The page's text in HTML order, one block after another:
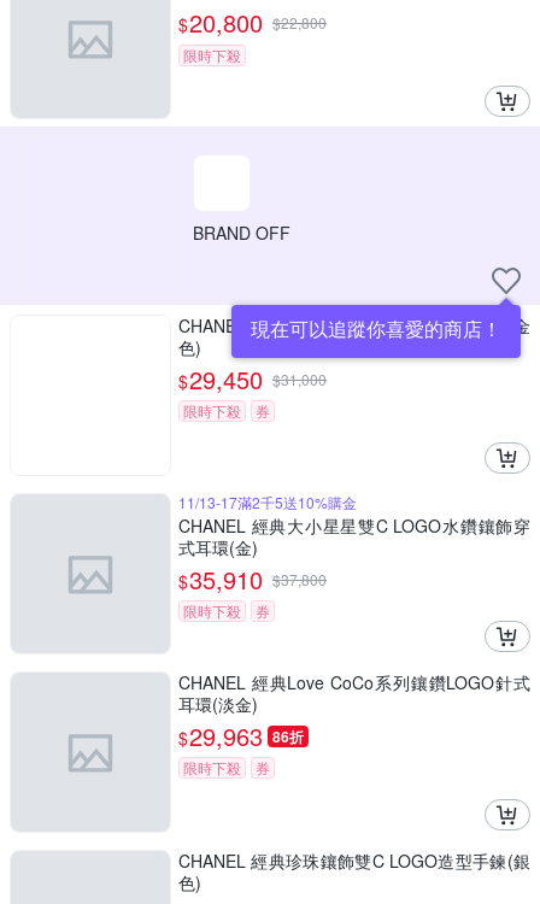
$20,800 $22,800
限時下殺
BRAND OFF
現在可以追蹤你喜愛的商店！
CHANEL 香奈兒 CC水鑽復古造型穿式耳環 (金
色)
$29,450 $31,000
限時下殺
券
11/13-17滿2千5送10%購金
CHANEL 經典大小星星雙C LOGO水鑽鑲飾穿
式耳環(金)
$35,910 $37,800
限時下殺
券
CHANEL 經典Love CoCo系列鑲鑽LOGO針式
耳環(淡金)
$29,963 86折
限時下殺 券
CHANEL 經典珍珠鑲飾雙C LOGO造型手鍊(銀
色)